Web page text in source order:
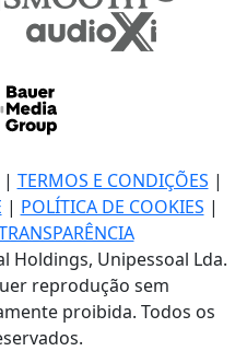
TERMOS E CONDIÇÕES |
| POLÍTICA DE COOKIES |
Holdings, Unipessoal Lda.
reprodução sem
proibida. Todos os